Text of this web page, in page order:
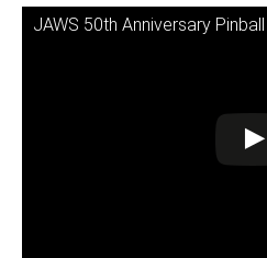
JAWS 50th Anniversary